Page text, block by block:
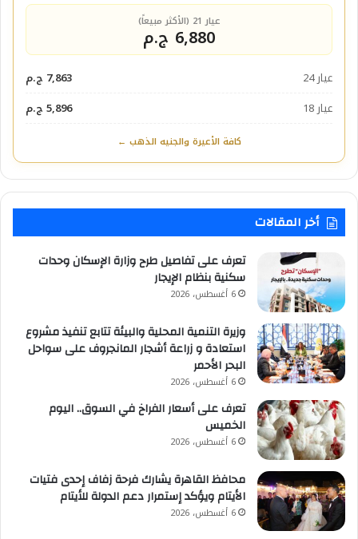
عيار 21 (الأكثر مبيعاً)
6,880 ج.م
عيار 24
7,863 ج.م
عيار 18
5,896 ج.م
كافة الأعيرة والجنيه الذهب ←
أخر المقالات
تعرف على تفاصيل طرح وزارة الإسكان وحدات
سكنية بنظام الإيجار
6 أغسطس، 2026
وزيرة التنمية المحلية والبيئة تتابع تنفيذ مشروع
استعادة و زراعة أشجار المانجروف على سواحل
البحر الأحمر
6 أغسطس، 2026
تعرف على أسعار الفراخ في السوق.. اليوم
الخميس
6 أغسطس، 2026
محافظ القاهرة يشارك فرحة زفاف إحدى فتيات
الأيتام ويؤكد إستمرار دعم الدولة للأيتام
6 أغسطس، 2026